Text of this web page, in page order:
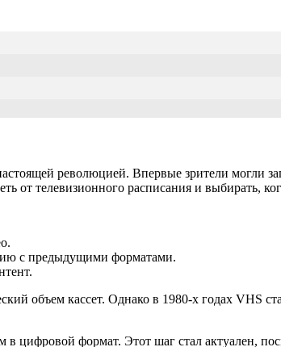
революцией. Впервые зрители могли
от телевизионного расписания и выбирать,
с предыдущими форматами.
объем кассет. Однако в 1980-х годах VHS
цифровой формат. Этот шаг стал актуален,